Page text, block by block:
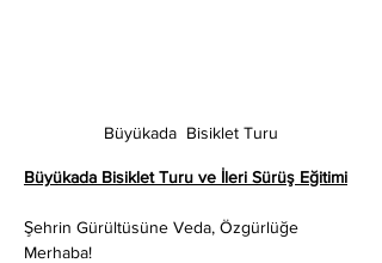
Büyükada  Bisiklet Turu
Büyükada Bisiklet Turu ve İleri Sürüş Eğitimi
Şehrin Gürültüsüne Veda, Özgürlüğe
Merhaba!